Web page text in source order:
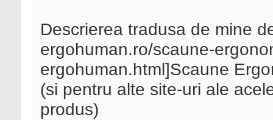
Descrierea tradusa de mine
ergohuman.ro/scaune-
ergohuman.html]Scaune
(si pentru alte site-uri ale
produs)